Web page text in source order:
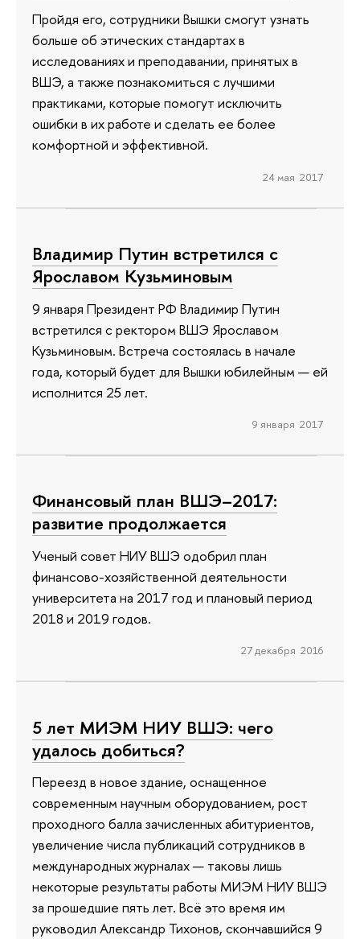
Пройдя его, сотрудники Вышки смогут узнать
больше об этических стандартах в
исследованиях и преподавании, принятых в
ВШЭ, а также познакомиться с лучшими
практиками, которые помогут исключить
ошибки в их работе и сделать ее более
комфортной и эффективной.
24 мая 2017
Владимир Путин встретился с
Ярославом Кузьминовым
9 января Президент РФ Владимир Путин
встретился с ректором ВШЭ Ярославом
Кузьминовым. Встреча состоялась в начале
года, который будет для Вышки юбилейным — ей
исполнится 25 лет.
9 января 2017
Финансовый план ВШЭ–2017:
развитие продолжается
Ученый совет НИУ ВШЭ одобрил план
финансово-хозяйственной деятельности
университета на 2017 год и плановый период
2018 и 2019 годов.
27 декабря 2016
5 лет МИЭМ НИУ ВШЭ: чего
удалось добиться?
Переезд в новое здание, оснащенное
современным научным оборудованием, рост
проходного балла зачисленных абитуриентов,
увеличение числа публикаций сотрудников в
международных журналах — таковы лишь
некоторые результаты работы МИЭМ НИУ ВШЭ
за прошедшие пять лет. Всё это время им
руководил Александр Тихонов, скончавшийся 9